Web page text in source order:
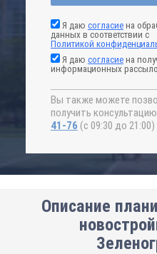
Я даю согласиена
данных в соответствии с
Политикой
Я даю согласиена
информационных
Вы также можете
получить
41-76 (с 09:30 до 21:00)
Описание